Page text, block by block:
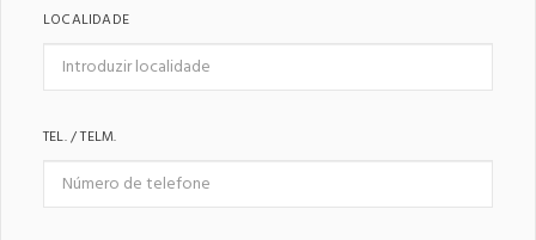
LOCALIDADE
TEL. / TELM.